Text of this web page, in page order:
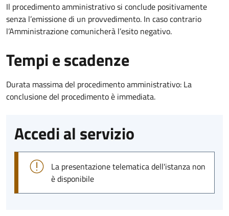
Il procedimento amministrativo si conclude positivamente
senza l’emissione di un provvedimento. In caso contrario
l’Amministrazione comunicherà l’esito negativo.
Tempi e scadenze
Durata massima del procedimento amministrativo: La
conclusione del procedimento è immediata.
Accedi al servizio
La presentazione telematica dell'istanza non
è disponibile